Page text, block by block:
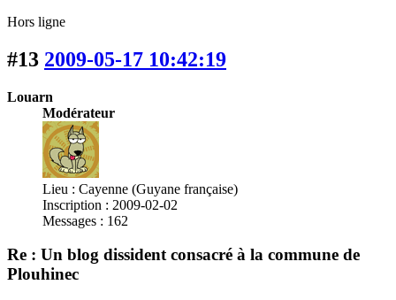
Hors ligne
#13 2009-05-17 10:42:19
Louarn
Modérateur
Lieu : Cayenne (Guyane française)
Inscription : 2009-02-02
Messages : 162
Re : Un blog dissident consacré à la commune de
Plouhinec